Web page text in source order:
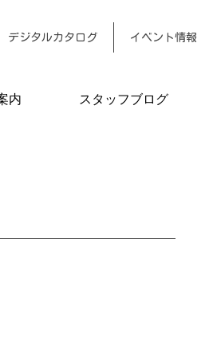
デジタルカタログ イベント情報
内 スタッフブログ